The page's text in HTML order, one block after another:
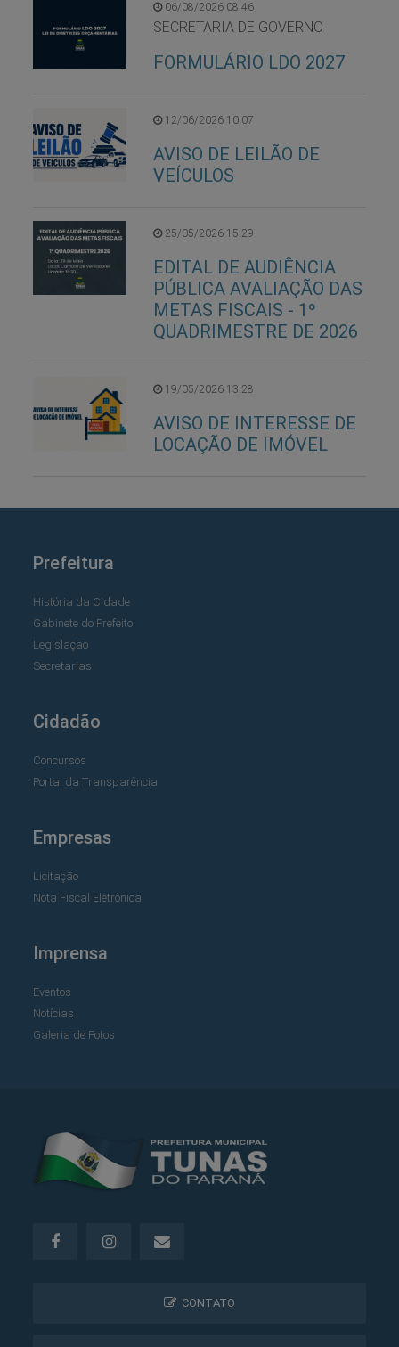
06/08/2026 08:46
SECRETARIA DE GOVERNO
FORMULÁRIO LDO 2027
12/06/2026 10:07
AVISO DE LEILÃO DE
VEÍCULOS
25/05/2026 15:29
EDITAL DE AUDIÊNCIA
PÚBLICA AVALIAÇÃO DAS
METAS FISCAIS - 1º
QUADRIMESTRE DE 2026
19/05/2026 13:28
AVISO DE INTERESSE DE
LOCAÇÃO DE IMÓVEL
Prefeitura
História da Cidade
Gabinete do Prefeito
Legislação
Secretarias
Cidadão
Concursos
Portal da Transparência
Empresas
Licitação
Nota Fiscal Eletrônica
Imprensa
Eventos
Notícias
Galeria de Fotos
CONTATO